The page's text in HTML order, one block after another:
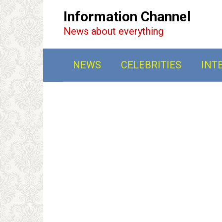
Information Channel
News about everything
NEWS CELEBRITIES